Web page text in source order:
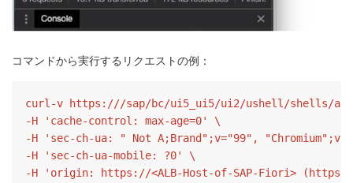
コマンドから実行するリクエストの例：
curl-v https:///sap/bc/ui5_ui5/ui2/ushell/shells/
-H 'cache-control: max-age=0' \
-H 'sec-ch-ua: " Not A;Brand";v="99",
-H 'sec-ch-ua-mobile: ?0' \
-H 'origin: https://<ALB-Host-of-SAP-Fiori>